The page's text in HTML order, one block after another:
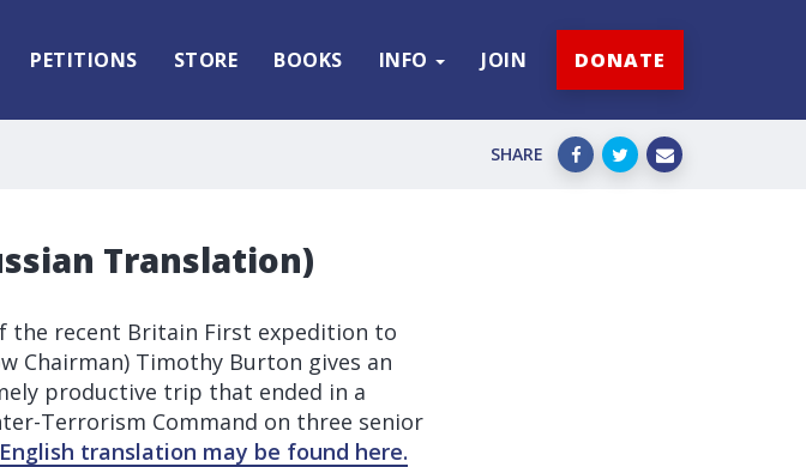
PETITIONS STORE BOOKS INFO JOIN DONATE
SHARE
Translation)
the recent Britain First expedition to
Chairman) Timothy Burton gives an
productive trip that ended in a
Terrorism Command on three senior
translation may be found here.